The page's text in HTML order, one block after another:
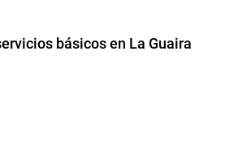
básicos en La Guaira